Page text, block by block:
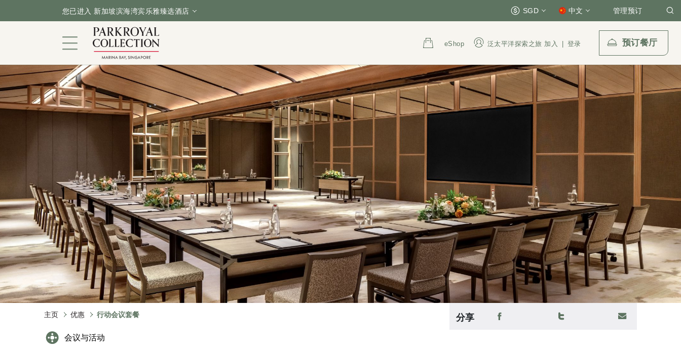
您已进入 新加坡滨海湾宾乐雅臻选酒店 SGD 中文 管理预订
eShop 泛太平洋探索之旅 加入 | 登录 预订餐厅
花园酒店
客房与套房
优惠
设施与服务
会议和活动
庆典
永续性发展
泛太平洋酒店的探索之旅
地址
6 Raffles Boulevard, Marina
Square Singapore 039594
致电
+65 6845 1000
800 852 6855(Toll-free)
发送电子邮件
enquiry.prsmb@parkroyalcollection.com
主页 优惠 行动会议套餐 分享
会议与活动